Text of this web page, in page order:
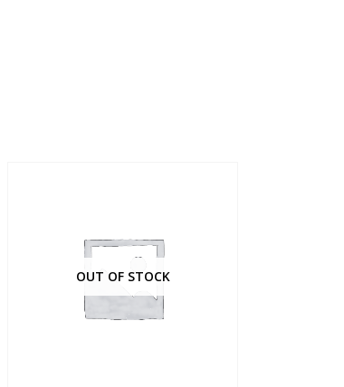
OUT OF STOCK